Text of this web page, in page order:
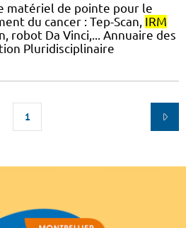
matériel de pointe pour le
du cancer : Tep-Scan, IRM
robot Da Vinci,... Annuaire des
Pluridisciplinaire
1